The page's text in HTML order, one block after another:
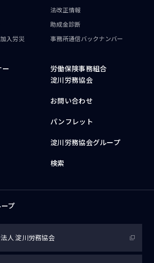
入労災
法改正情報
助成金診断
事務所通信バックナンバー
ー
労働保険事務組合
淀川労務協会
お問い合わせ
パンフレット
淀川労務協会グループ
検索
プ
法人淀川労務協会